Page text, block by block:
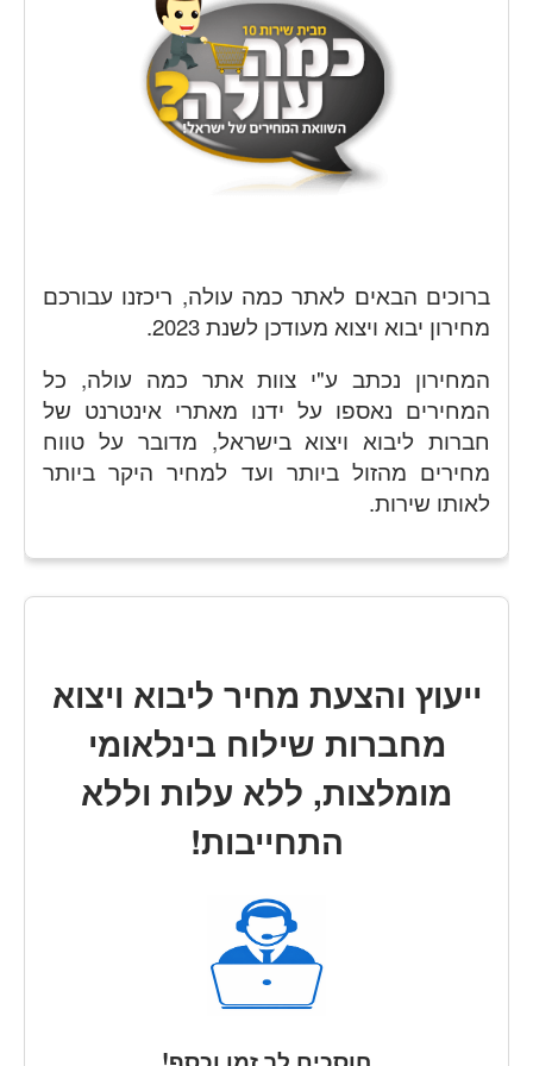
ברוכים הבאים לאתר כמה עולה, ריכזנו עבורכם
מחירון יבוא ויצוא מעודכן לשנת 2023.
המחירון נכתב ע"י צוות אתר כמה עולה, כל
המחירים נאספו על ידנו מאתרי אינטרנט של
חברות ליבוא ויצוא בישראל, מדובר על טווח
מחירים מהזול ביותר ועד למחיר היקר ביותר
לאותו שירות.
ייעוץ והצעת מחיר ליבוא ויצוא
מחברות שילוח בינלאומי
מומלצות, ללא עלות וללא
התחייבות!